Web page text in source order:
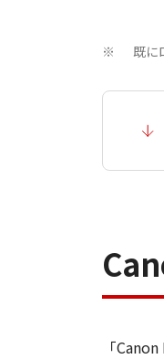
※ 既に
「